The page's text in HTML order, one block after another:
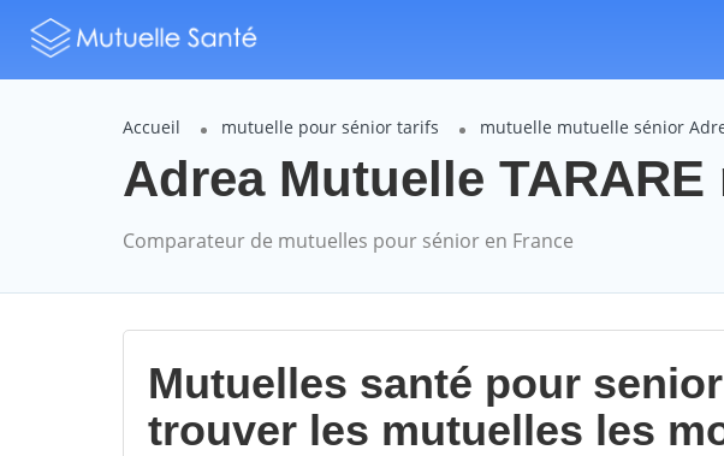
Accueil mutuelle pour sénior tarifs mutuelle mutuelle sénior
Adrea Mutuelle
Comparateur de mutuelles pour sénior en France
Mutuelles santé pour
trouver les mutuelles les